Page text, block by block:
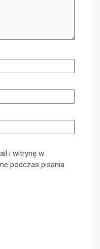
i witrynę w
podczas pisania